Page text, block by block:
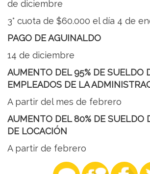
de diciembre
3° cuota de $60.000 el día 4 de
PAGO DE AGUINALDO
14 de diciembre
AUMENTO DEL 95% DE SUELDO
EMPLEADOS DE LA
A partir del mes de febrero
AUMENTO DEL 80% DE SUELDO
DE LOCACIÓN
A partir de febrero